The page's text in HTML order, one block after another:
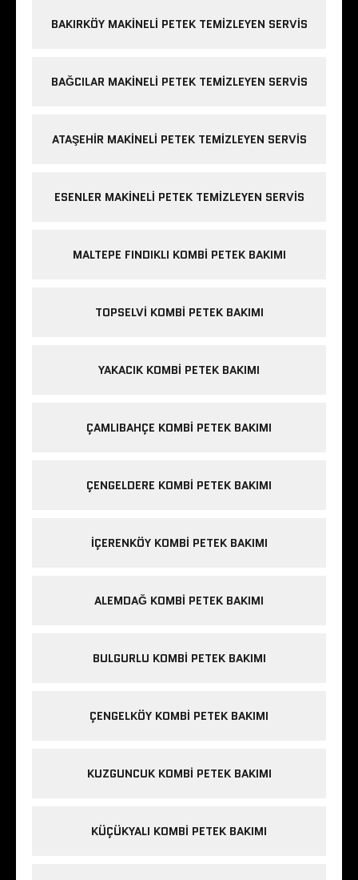
BAKIRKÖY MAKINELI PETEK TEMIZLEYEN SERVIS
BAĞCILAR MAKINELI PETEK TEMIZLEYEN SERVIS
ATAŞEHIR MAKINELI PETEK TEMIZLEYEN SERVIS
ESENLER MAKINELI PETEK TEMIZLEYEN SERVIS
MALTEPE FINDIKLI KOMBI PETEK BAKIMI
TOPSELVI KOMBI PETEK BAKIMI
YAKACIK KOMBI PETEK BAKIMI
ÇAMLIBAHÇE KOMBI PETEK BAKIMI
ÇENGELDERE KOMBI PETEK BAKIMI
IÇERENKÖY KOMBI PETEK BAKIMI
ALEMDAĞ KOMBI PETEK BAKIMI
BULGURLU KOMBI PETEK BAKIMI
ÇENGELKÖY KOMBI PETEK BAKIMI
KUZGUNCUK KOMBI PETEK BAKIMI
KÜÇÜKYALI KOMBI PETEK BAKIMI